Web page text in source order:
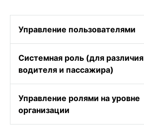
Управление пользователями
Системная роль (для различия
водителя и пассажира)
Управление ролями на уровне
организации